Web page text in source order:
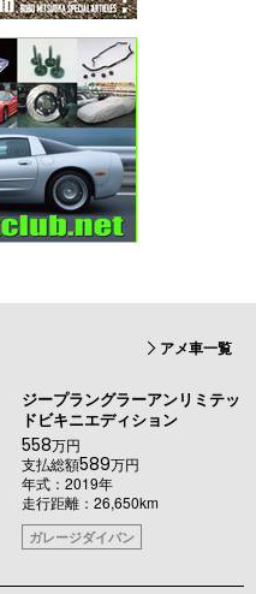
アメ車一覧
ジープラングラーアンリミテッ
ドビキニエディション
558万円
支払総額589万円
年式：2019年
走行距離：26,650km
ガレージダイバン